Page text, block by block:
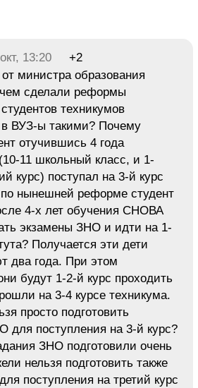
13:20
+2
министра образования
сделали реформы
техникумов
ВУЗ-ы такими? Почему
отучившись 4 года
11 школьный класс, и 1-
курс) поступал на 3-й курс
по нынешней реформе студент
4-х лет обучения СНОВА
экзамены ЗНО и идти на 1-
Получается эти дети
два года. При этом
будут 1-2-й курс проходить
на 3-4 курсе техникума.
просто подготовить
для поступления на 3-й курс?
ЗНО подготовили очень
нельзя подготовить также
поступления на третий курс